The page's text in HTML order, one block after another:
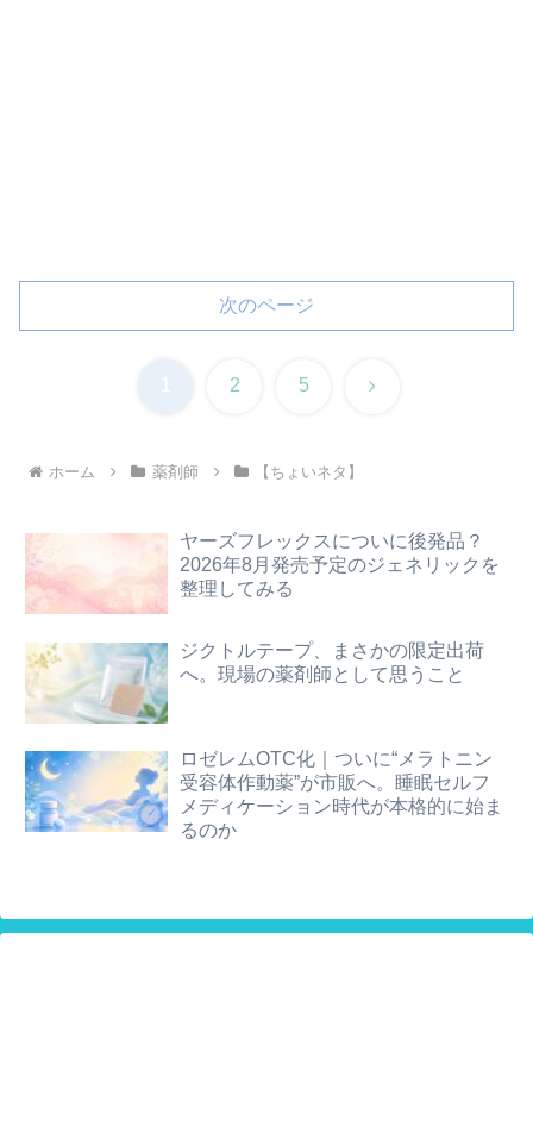
次のページ
2 5 次
ホーム 薬剤師 【ちょいネタ】
ヤーズフレックスについに後発品？
2026年8月発売予定のジェネリックを
整理してみる
ジクトルテープ、まさかの限定出荷
へ。現場の薬剤師として思うこと
ロゼレムOTC化｜ついに“メラトニン
受容体作動薬”が市販へ。睡眠セルフ
メディケーション時代が本格的に始ま
るのか